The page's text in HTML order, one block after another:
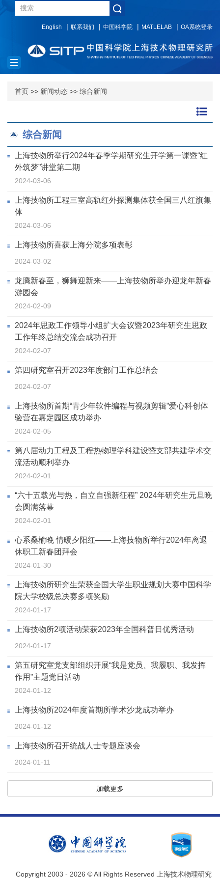
English 联系我们 中国科学院 MATLELAB OA系统登录
Toggle
navigation
首页 >> 新闻动态 >> 综合新闻
综合新闻
上海技物所举行2024年春季学期研究生开学第一课暨“红
外筑梦”讲堂第二期
2024-03-06
上海技物所工程三室高轨红外探测集体获全国三八红旗集
体
2024-03-06
上海技物所喜获上海分院多项表彰
2024-03-02
龙腾新春至，狮舞迎新来——上海技物所举办迎龙年新春
游园会
2024-02-09
2024年思政工作领导小组扩大会议暨2023年研究生思政
工作年终总结交流会成功召开
2024-02-07
第四研究室召开2023年度部门工作总结会
2024-02-07
上海技物所首期“青少年软件编程与视频剪辑”爱心科创体
验营在嘉定园区成功举办
2024-02-05
第八届动力工程及工程热物理学科建设暨支部共建学术交
流活动顺利举办
2024-02-01
“六十五载光与热，自立自强新征程” 2024年研究生元旦晚
会圆满落幕
2024-02-01
心系桑榆晚 情暖夕阳红——上海技物所举行2024年离退
休职工新春团拜会
2024-01-30
上海技物所研究生荣获全国大学生职业规划大赛中国科学
院大学校级总决赛多项奖励
2024-01-17
上海技物所2项活动荣获2023年全国科普日优秀活动
2024-01-17
第五研究室党支部组织开展“我是党员、我履职、我发挥
作用”主题党日活动
2024-01-12
上海技物所2024年度首期所学术沙龙成功举办
2024-01-12
上海技物所召开统战人士专题座谈会
2024-01-11
加载更多
Copyright 2003 - 2026 © All Rights Reserved 上海技术物理研究